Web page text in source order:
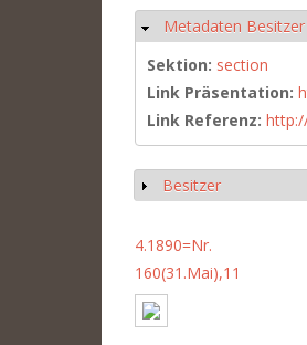
Hide
Metadaten Besitzer
Sektion: section
Link Präsentation:
Link Referenz:
Show
Besitzer
4.1890=Nr.
160(31.Mai),11